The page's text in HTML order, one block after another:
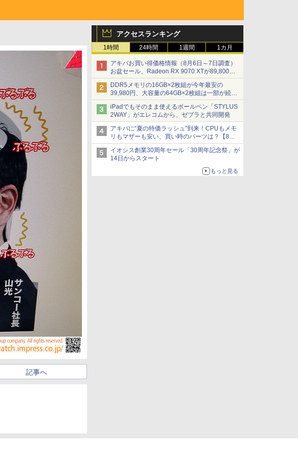
アクセスランキング
1時間 24時間 1週間 1カ月
アキバお買い得価格情報（8月6日～7日調査）
お盆セール、Radeon RX 9070 XTが89,800
円、水平周波数24.8kHz対応の17型モニターが
9,801円、暑さ指数連動セール ほか
DDR5メモリの16GB×2枚組が今年最安の
39,980円、大容量の64GB×2枚組は一部が続騰
[8月前半のメモリ価格]
iPadでもそのまま使えるボールペン「STYLUS
2WAY」がエレコムから、ゼブラと共同開発
アキバに“夏の特価ラッシュ”到来！CPUもメモ
リもマザーも安い、買い時のパーツは？【8月7
日(金)22時配信】
イオシス創業30周年セール「30周年記念祭」が
14日からスタート
もっと見る
記事へ